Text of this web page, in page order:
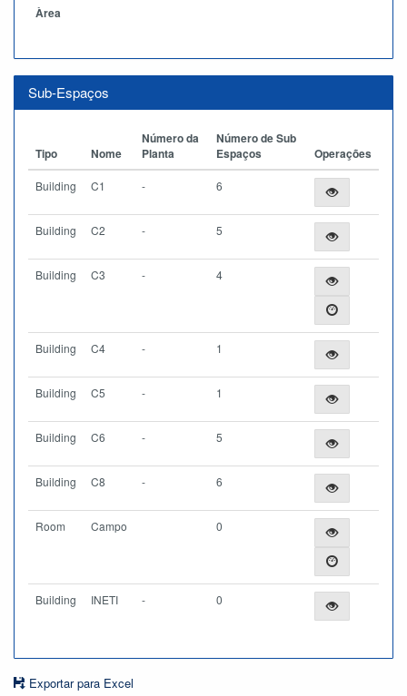
Àrea
Sub-Espaços
Tipo Nome
Número da
Planta
Número de Sub
Espaços
Operações
Building C1 - 6
Building C2 - 5
Building C3 - 4
Building C4 - 1
Building C5 - 1
Building C6 - 5
Building C8 - 6
Room Campo 0
Building INETI - 0
Exportar para Excel